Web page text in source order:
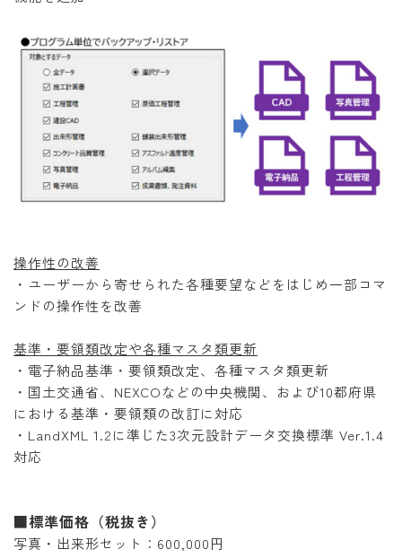
操作性の改善
・ユーザーから寄せられた各種要望などをはじめ一部コマ
ンドの操作性を改善
基準・要領類改定や各種マスタ類更新
・電子納品基準・要領類改定、各種マスタ類更新
・国土交通省、NEXCOなどの中央機関、および10都府県
における基準・要領類の改訂に対応
・LandXML 1.2に準じた3次元設計データ交換標準 Ver.1.4
対応
■標準価格（税抜き）
写真・出来形セット：600,000円